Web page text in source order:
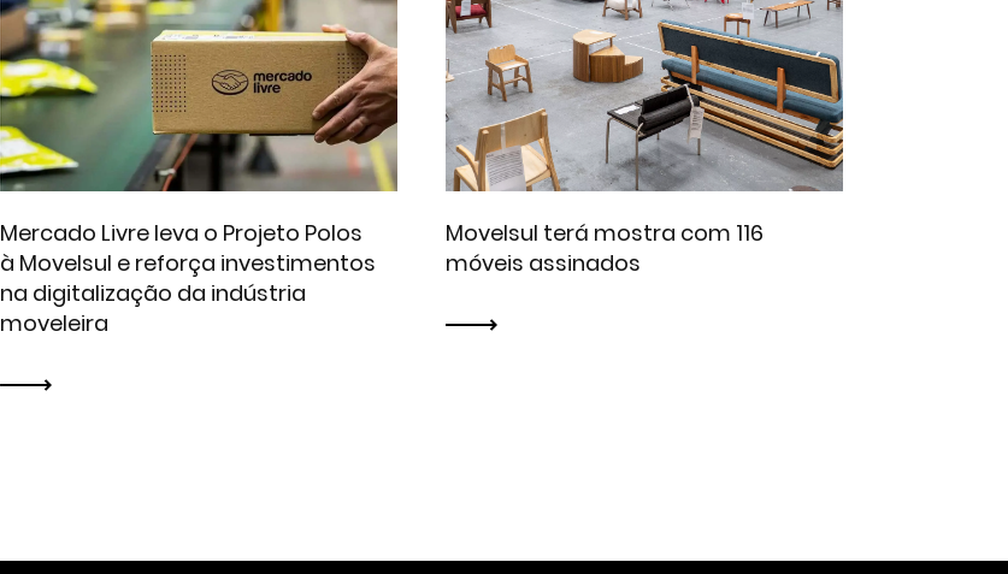
Mercado Livre leva o Projeto Polos
à Movelsul e reforça investimentos
na digitalização da indústria
moveleira
Movelsul terá mostra com 116
móveis assinados